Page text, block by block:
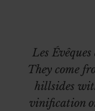
Les
They come
hillsides
vinification